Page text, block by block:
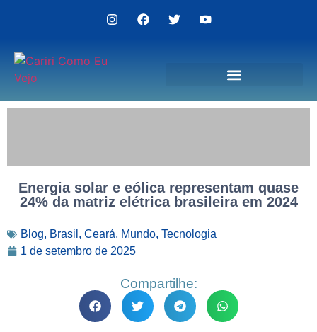
Energia solar e eólica representam quase
24% da matriz elétrica brasileira em 2024
Blog, Brasil , Ceará, Mundo, Tecnologia
1 de setembro de 2025
Compartilhe: